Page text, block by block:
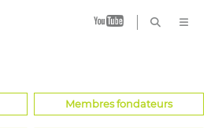
B
Membres fondateurs